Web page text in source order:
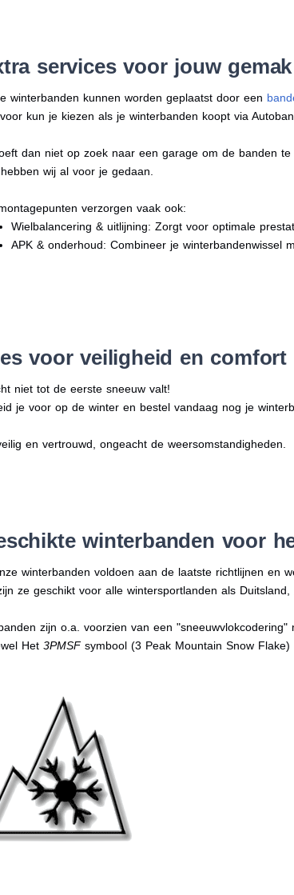
services voor jouw
winterbanden kunnen worden geplaatst door een
kun je kiezen als je winterbanden koopt via
dan niet op zoek naar een garage om de banden te
wij al voor je gedaan.
verzorgen vaak ook:
Wielbalancering & uitlijning: Zorgt voor optimale
APK & onderhoud: Combineer je winterbandenwissel
voor veiligheid en comfort
niet tot de eerste sneeuw valt!
je voor op de winter en bestel vandaag nog je
en vertrouwd, ongeacht de weersomstandigheden.
winterbanden voor
winterbanden voldoen aan de laatste richtlijnen en
ze geschikt voor alle wintersportlanden als Duitsland,
zijn o.a. voorzien van een "sneeuwvlokcodering"
Het3PMSFsymbool (3 Peak Mountain Snow Flake)